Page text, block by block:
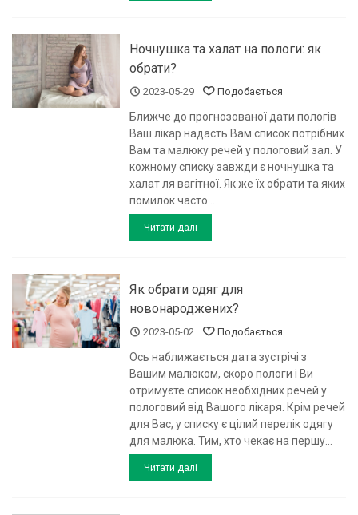
Ночнушка та халат на пологи: як
обрати?
2023-05-29 Подобається
Ближче до прогнозованої дати пологів
Ваш лікар надасть Вам список потрібних
Вам та малюку речей у пологовий зал. У
кожному списку завжди є ночнушка та
халат ля вагітної. Як же їх обрати та яких
помилок часто...
Читати далі
Як обрати одяг для
новонароджених?
2023-05-02 Подобається
Ось наближається дата зустрічі з
Вашим малюком, скоро пологи і Ви
отримуєте список необхідних речей у
пологовий від Вашого лікаря. Крім речей
для Вас, у списку є цілий перелік одягу
для малюка. Тим, хто чекає на першу...
Читати далі